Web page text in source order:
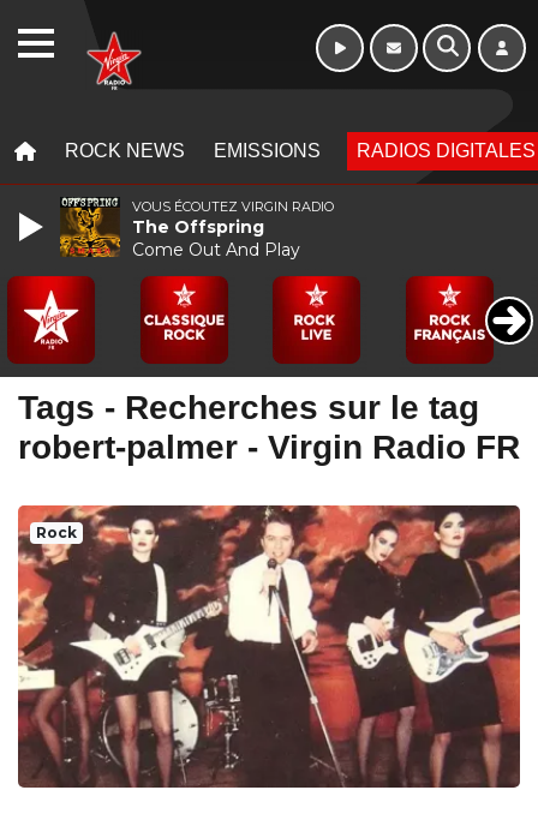
ROCK NEWS EMISSIONS RADIOS DIGITALES
Tags - Recherches sur le tag
robert-palmer - Virgin Radio FR
Rock
VOUS ÉCOUTEZ VIRGIN RADIO
The Offspring
Come Out And Play
WEBRADIO